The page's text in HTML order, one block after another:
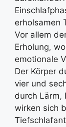
erholsamen
Vor allem
Erholung,
emotionale
Der Körper
vier und
durch Lärm,
wirken sich